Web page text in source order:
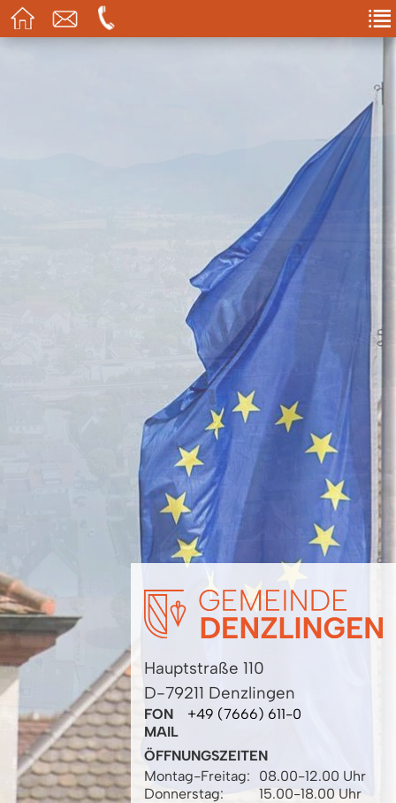
Hauptstraße 110
D-79211 Denzlingen
FON
+49 (7666) 611-0
MAIL
ÖFFNUNGSZEITEN
Montag-Freitag:
08.00-12.00 Uhr
Donnerstag:
15.00-18.00 Uhr